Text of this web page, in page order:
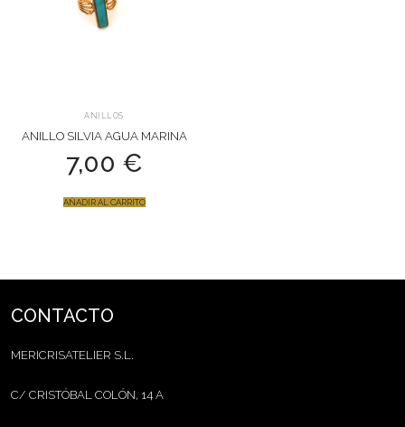
ANILLOS
ANILLO SILVIA AGUA MARINA
7,00 €
AÑADIR AL CARRITO
CONTACTO
MERICRISATELIER S.L.
C/ CRISTÓBAL COLÓN, 14 A